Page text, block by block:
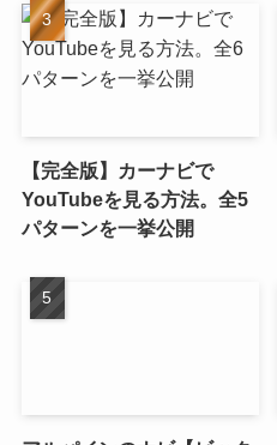
【完全版】カーナビで
YouTubeを見る方法。全5
パターンを一挙公開